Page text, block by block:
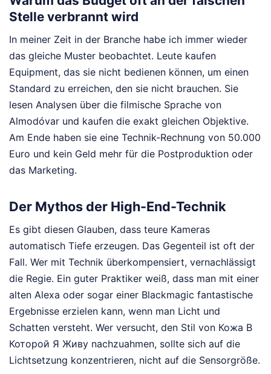
Stelle verbrannt wird
In meiner Zeit in der Branche habe ich immer wieder
das gleiche Muster beobachtet. Leute kaufen
Equipment, das sie nicht bedienen können, um einen
Standard zu erreichen, den sie nicht brauchen. Sie
lesen Analysen über die filmische Sprache von
Almodóvar und kaufen die exakt gleichen Objektive.
Am Ende haben sie eine Technik-Rechnung von 50.000
Euro und kein Geld mehr für die Postproduktion oder
das Marketing.
Der Mythos der High-End-Technik
Es gibt diesen Glauben, dass teure Kameras
automatisch Tiefe erzeugen. Das Gegenteil ist oft der
Fall. Wer mit Technik überkompensiert, vernachlässigt
die Regie. Ein guter Praktiker weiß, dass man mit einer
alten Alexa oder sogar einer Blackmagic fantastische
Ergebnisse erzielen kann, wenn man Licht und
Schatten versteht. Wer versucht, den Stil von Кожа В
Которой Я Живу nachzuahmen, sollte sich auf die
Lichtsetzung konzentrieren, nicht auf die Sensorgröße.